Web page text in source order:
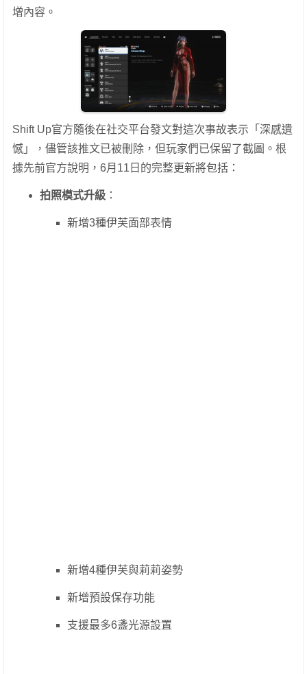
增內容。
Shift Up官方隨後在社交平台發文對這次事故表示「深感遺
憾」，儘管該推文已被刪除，但玩家們已保留了截圖。根
據先前官方說明，6月11日的完整更新將包括：
拍照模式升級 ：
新增3種伊芙面部表情
新增4種伊芙與莉莉姿勢
新增預設保存功能
支援最多6盞光源設置